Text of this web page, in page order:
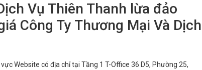
Vụ Thiên Thanh lừa đảo
Công Ty Thương Mại Và Dịch
Website có địa chỉ tại Tầng 1 T-Office 36 D5, Phường 25,